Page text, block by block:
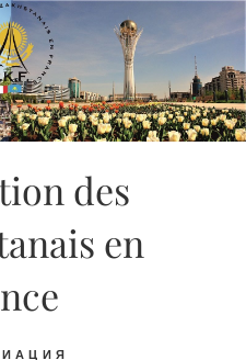
des
en